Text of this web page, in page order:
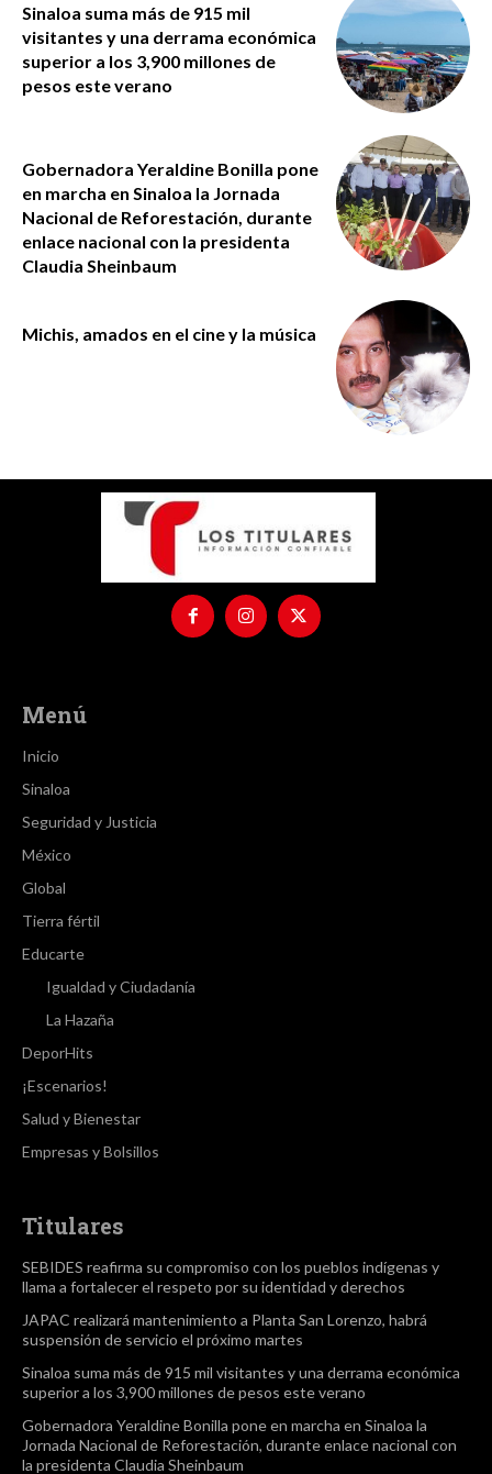
Sinaloa suma más de 915 mil
visitantes y una derrama económica
superior a los 3,900 millones de
pesos este verano
Gobernadora Yeraldine Bonilla pone
en marcha en Sinaloa la Jornada
Nacional de Reforestación, durante
enlace nacional con la presidenta
Claudia Sheinbaum
Michis, amados en el cine y la música
Menú
Inicio
Sinaloa
Seguridad y Justicia
México
Global
Tierra fértil
Educarte
Igualdad y Ciudadanía
La Hazaña
DeporHits
¡Escenarios!
Salud y Bienestar
Empresas y Bolsillos
Titulares
SEBIDES reafirma su compromiso con los pueblos indígenas y
llama a fortalecer el respeto por su identidad y derechos
JAPAC realizará mantenimiento a Planta San Lorenzo, habrá
suspensión de servicio el próximo martes
Sinaloa suma más de 915 mil visitantes y una derrama económica
superior a los 3,900 millones de pesos este verano
Gobernadora Yeraldine Bonilla pone en marcha en Sinaloa la
Jornada Nacional de Reforestación, durante enlace nacional con
la presidenta Claudia Sheinbaum